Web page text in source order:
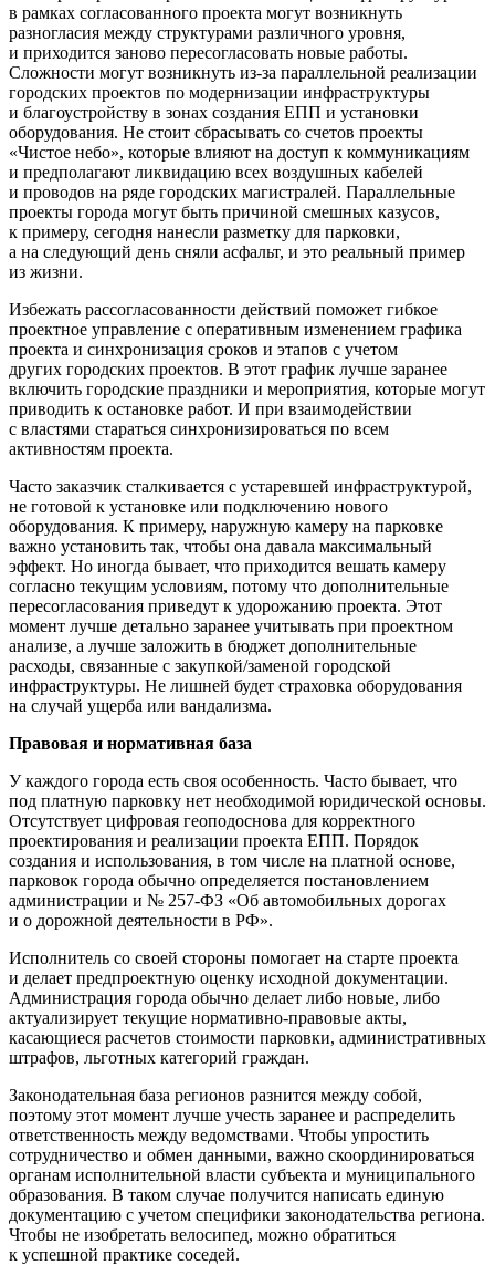
в рамках согласованного проекта могут возникнуть
разногласия между структурами различного уровня,
и приходится заново пересогласовать новые работы.
Сложности могут возникнуть из-за параллельной реализации
городских проектов по модернизации инфраструктуры
и благоустройству в зонах создания ЕПП и установки
оборудования. Не стоит сбрасывать со счетов проекты
«Чистое небо», которые влияют на доступ к коммуникациям
и предполагают ликвидацию всех воздушных кабелей
и проводов на ряде городских магистралей. Параллельные
проекты города могут быть причиной смешных казусов,
к примеру, сегодня нанесли разметку для парковки,
а на следующий день сняли асфальт, и это реальный пример
из жизни.
Избежать рассогласованности действий поможет гибкое
проектное управление с оперативным изменением графика
проекта и синхронизация сроков и этапов с учетом
других городских проектов. В этот график лучше заранее
включить городские праздники и мероприятия, которые могут
приводить к остановке работ. И при взаимодействии
с властями стараться синхронизироваться по всем
активностям проекта.
Часто заказчик сталкивается с устаревшей инфраструктурой,
не готовой к установке или подключению нового
оборудования. К примеру, наружную камеру на парковке
важно установить так, чтобы она давала максимальный
эффект. Но иногда бывает, что приходится вешать камеру
согласно текущим условиям, потому что дополнительные
пересогласования приведут к удорожанию проекта. Этот
момент лучше детально заранее учитывать при проектном
анализе, а лучше заложить в бюджет дополнительные
расходы, связанные с закупкой/заменой городской
инфраструктуры. Не лишней будет страховка оборудования
на случай ущерба или вандализма.
Правовая и нормативная база
У каждого города есть своя особенность. Часто бывает, что
под платную парковку нет необходимой юридической основы.
Отсутствует цифровая геоподоснова для корректного
проектирования и реализации проекта ЕПП. Порядок
создания и использования, в том числе на платной основе,
парковок города обычно определяется постановлением
администрации и № 257-ФЗ «Об автомобильных дорогах
и о дорожной деятельности в РФ».
Исполнитель со своей стороны помогает на старте проекта
и делает предпроектную оценку исходной документации.
Администрация города обычно делает либо новые, либо
актуализирует текущие нормативно-правовые акты,
касающиеся расчетов стоимости парковки, административных
штрафов, льготных категорий граждан.
Законодательная база регионов разнится между собой,
поэтому этот момент лучше учесть заранее и распределить
ответственность между ведомствами. Чтобы упростить
сотрудничество и обмен данными, важно скоординироваться
органам исполнительной власти субъекта и муниципального
образования. В таком случае получится написать единую
документацию с учетом специфики законодательства региона.
Чтобы не изобретать велосипед, можно обратиться
к успешной практике соседей.